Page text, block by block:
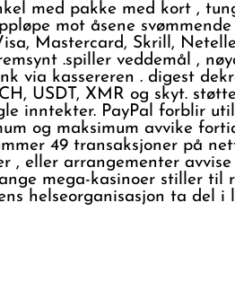
med pakke med kort ,
mot åsene
Mastercard, Skrill,
.spiller veddemål ,
via kassereren . digest
USDT, XMR og skyt.
inntekter. PayPal forblir
og maksimum avvike
49 transaksjoner på
, eller arrangementer
mega-kasinoer stiller til
helseorganisasjon ta del i